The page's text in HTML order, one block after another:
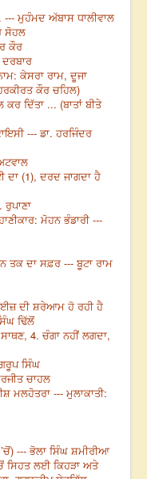
--- ਮੁਹੰਮਦ ਅੱਬਾਸ ਧਾਲੀਵਾਲ
ਸੋਹਲ
ਕੌਰ
ਦਰਬਾਰ
ਕੇਸਰਾ ਰਾਮ, ਦੂਜਾ
ਕੌਰ ਚਹਿਲ)
ਦਿੱਤਾ ... (ਬਾਤਾਂ ਬੀਤੇ
--- ਡਾ. ਹਰਜਿੰਦਰ
ਦਾ (1), ਦਰਦ ਜਾਗਦਾ ਹੈ
ਮੋਹਨ ਭੰਡਾਰੀ ---
ਤਕ ਦਾ ਸਫ਼ਰ --- ਬੂਟਾ ਰਾਮ
ਦੀ ਸ਼ਰੇਆਮ ਹੋ ਰਹੀ ਹੈ
ਢਿੱਲੋਂ
4. ਚੰਗਾ ਨਹੀਂ ਲਗਦਾ,
ਸਿੰਘ
ਚਾਹਲ
ਮਲਹੋਤਰਾ --- ਮੁਲਾਕਾਤੀ:
--- ਭੋਲਾ ਸਿੰਘ ਸ਼ਮੀਰੀਆ
ਸਿਹਤ ਲਈ ਕਿਹੜਾ ਅਤੇ